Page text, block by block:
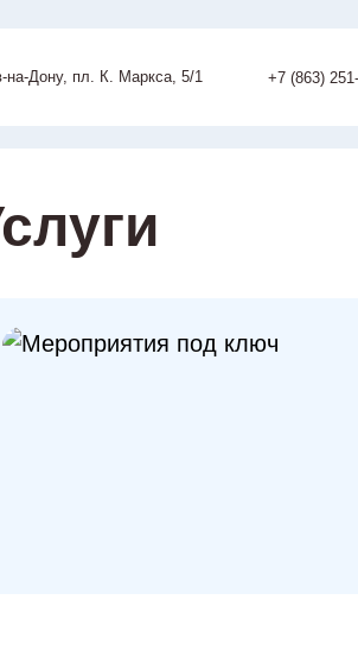
на-Дону, пл. К. Маркса, 5/1 +7 (863)